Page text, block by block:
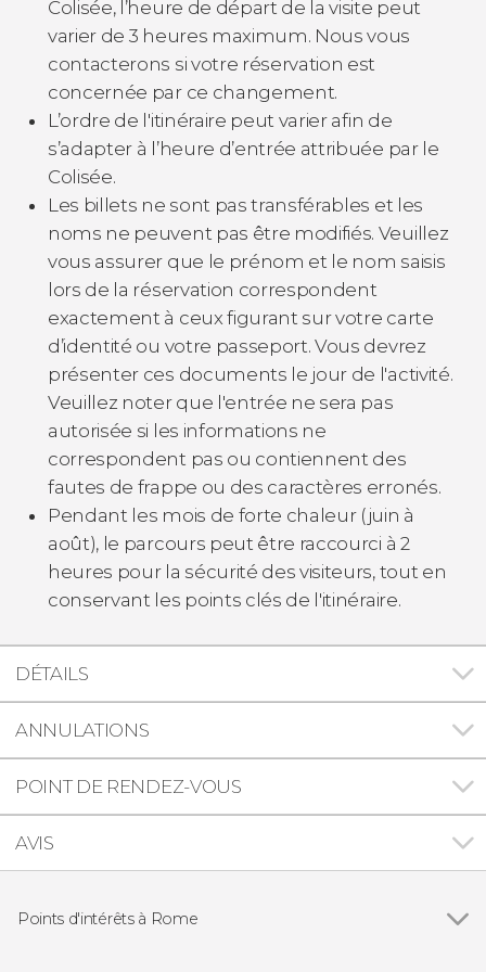
Colisée, l’heure de départ de la visite peut
varier de 3 heures maximum. Nous vous
contacterons si votre réservation est
concernée par ce changement.
L’ordre de l'itinéraire peut varier afin de
s’adapter à l’heure d’entrée attribuée par le
Colisée.
Les billets ne sont pas transférables et les
noms ne peuvent pas être modifiés. Veuillez
vous assurer que le prénom et le nom saisis
lors de la réservation correspondent
exactement à ceux figurant sur votre carte
d’identité ou votre passeport. Vous devrez
présenter ces documents le jour de l'activité.
Veuillez noter que l'entrée ne sera pas
autorisée si les informations ne
correspondent pas ou contiennent des
fautes de frappe ou des caractères erronés.
Pendant les mois de forte chaleur (juin à
août), le parcours peut être raccourci à 2
heures pour la sécurité des visiteurs, tout en
conservant les points clés de l'itinéraire.
DÉTAILS
ANNULATIONS
POINT DE RENDEZ-VOUS
AVIS
Points d'intérêts à Rome